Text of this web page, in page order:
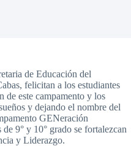
de Educación del
felicitan a los estudiantes
de este campamento y los
y dejando el nombre del
GENeración
9° y 10° grado se fortalezcan
y Liderazgo.